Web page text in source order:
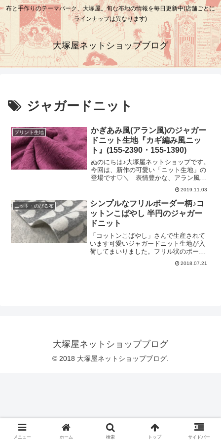
布と手作りのテーマパーク、大塚屋。旬な布地の情報を毎日更新中(店舗ごとに
ラインナップは異なります)
大塚屋ネットショップブログ
ジャガードニット
プリント生地
かぎあみ風(アラン風)のジャガー
ドニット生地『カギ編み風ニッ
ト』(155-2390・155-1390)
ぬのにちは♪大塚屋ネットショップです。
今回は、新作の可愛い「ニット生地」の
登場です♡＼ 表情豊かな、アラン風ニ
ット♪ ／表地に、デコボコとまるでカギ
編みをしているかのような凹凸感がござ
います。（あくまで「カギ編み風」です
ので、裏面はほぼ平らです）「スタイ」
や「ネックウォーマー」などにご利用い
ただくことを想定して仕入れをいたしま
した。カラーも、たっぷり８色をご用意
しています。下の写真の一番奥の色が確
認しづらいですが、黒ではなく「ネイビ
ー」です。＼ ネイビーです♡ ／見た
めの雰囲気の割には薄手のニットですの
2019.11.03
ニット・のびる布
シンプルなフリルボーダー柄♪コ
ットンこばやし 半円のジャガー
ドニット
「コットンこばやし」さんで生産されて
います可愛いジャガードニット生地が入
荷してまいりました。フリル状のボーダ
ランダムなカタチの半円柄が並びます
つほどの半円が入ります ／「ニット
帽」、「ネックウォーマー」、「レッグ
ウォーマー」、「アームカバー」、「キ
ッズワンピース」、「プ
2018.07.21
大塚屋ネットショップブログ
© 2018 大塚屋ネットショップブログ.
メニュー ホーム 検索 トップ サイドバー